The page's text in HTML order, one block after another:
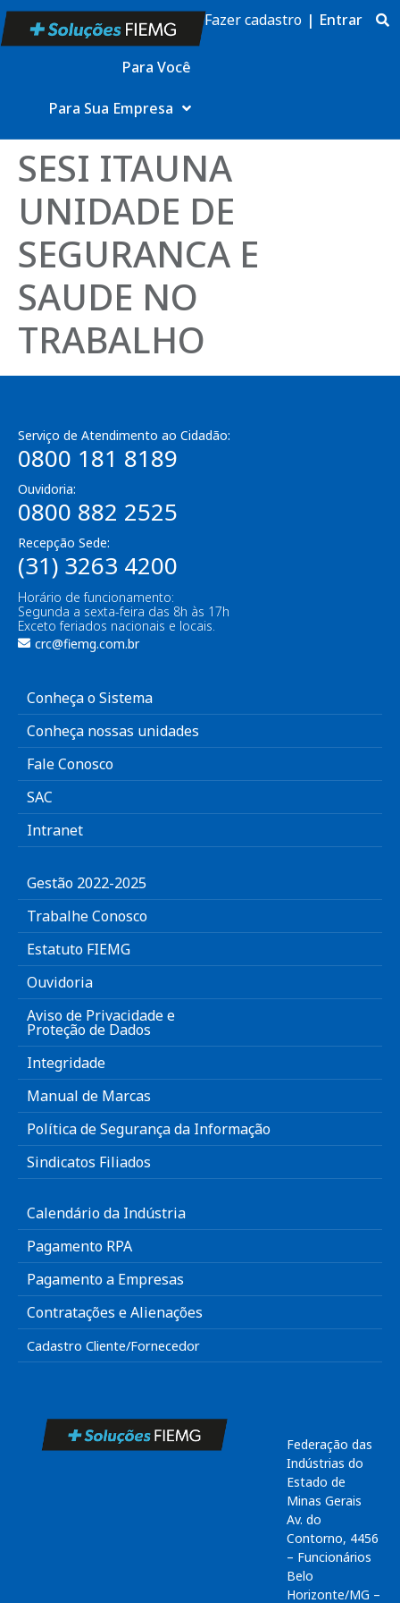
Para Você
Para Sua Empresa
Fazer cadastro | Entrar
SESI ITAUNA
UNIDADE DE
SEGURANCA E
SAUDE NO
TRABALHO
Serviço de Atendimento ao Cidadão:
0800 181 8189
Ouvidoria:
0800 882 2525
Recepção Sede:
(31) 3263 4200
Horário de funcionamento:
Segunda a sexta-feira das 8h às 17h
Exceto feriados nacionais e locais.
crc@fiemg.com.br
Conheça o Sistema
Conheça nossas unidades
Fale Conosco
SAC
Intranet
Gestão 2022-2025
Trabalhe Conosco
Estatuto FIEMG
Ouvidoria
Aviso de Privacidade e
Proteção de Dados
Integridade
Manual de Marcas
Política de Segurança da Informação
Sindicatos Filiados
Calendário da Indústria
Pagamento RPA
Pagamento a Empresas
Contratações e Alienações
Cadastro Cliente/Fornecedor
Federação das
Indústrias do
Estado de
Minas Gerais
Av. do
Contorno, 4456
– Funcionários
Belo
Horizonte/MG –